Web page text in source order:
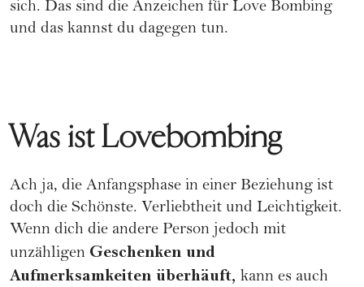
sich. Das sind die Anzeichen für Love Bombing
und das kannst du dagegen tun.
Was ist Lovebombing
Ach ja, die Anfangsphase in einer Beziehung ist
doch die Schönste. Verliebtheit und Leichtigkeit.
Wenn dich die andere Person jedoch mit
unzähligen Geschenken und
Aufmerksamkeiten überhäuft, kann es auch